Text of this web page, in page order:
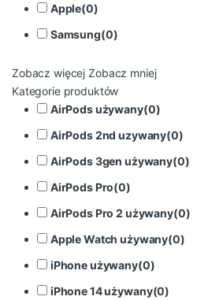
Apple(0)
Samsung(0)
Zobacz więcej Zobacz mniej
Kategorie produktów
AirPods używany(0)
AirPods 2nd uzywany(0)
AirPods 3gen używany(0)
AirPods Pro(0)
AirPods Pro 2 używany(0)
Apple Watch używany(0)
iPhone używany(0)
iPhone 14 używany(0)